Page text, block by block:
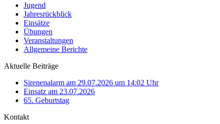
Jugend
Jahresrückblick
Einsätze
Übungen
Veranstaltungen
Allgemeine Berichte
Aktuelle Beiträge
Sirenenalarm am 29.07.2026 um 14:02 Uhr
Einsatz am 23.07.2026
65. Geburtstag
Kontakt